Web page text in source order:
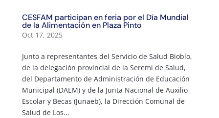
CESFAM participan en feria por el Día Mundial
de la Alimentación en Plaza Pinto
Oct 17, 2025
Junto a representantes del Servicio de Salud Biobío,
de la delegación provincial de la Seremi de Salud,
del Departamento de Administración de Educación
Municipal (DAEM) y de la Junta Nacional de Auxilio
Escolar y Becas (Junaeb), la Dirección Comunal de
Salud de Los...